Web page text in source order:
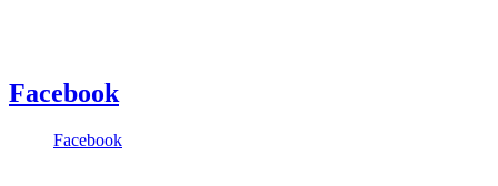
Facebook
Facebook